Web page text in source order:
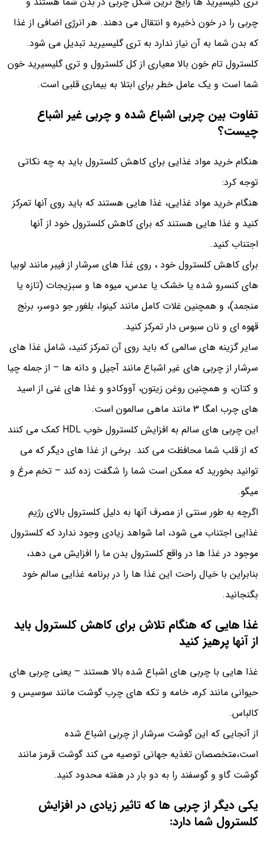
چربی را در خون ذخیره و انتقال می دهند. هر انرژی اضافی از غذا
که بدن شما به آن نیاز ندارد به تری گلیسیرید تبدیل می شود.
کلسترول تام خون بالا معیاری از کل کلسترول و تری گلیسیرید خون
شما است و یک عامل خطر برای ابتلا به بیماری قلبی است.
تفاوت بین چربی اشباع شده و چربی غیر اشباع
چیست؟
هنگام خرید مواد غذایی برای کاهش کلسترول باید به چه نکاتی
توجه کرد:
هنگام خرید مواد غذایی، غذا هایی هستند که باید روی آنها تمرکز
کنید و غذا هایی هستند که برای کاهش کلسترول خود از آنها
اجتناب کنید.
برای کاهش کلسترول خود ، روی غذا های سرشار از فیبر مانند لوبیا
های کنسرو شده یا خشک یا عدس، میوه ها و سبزیجات (تازه یا
منجمد)، و همچنین غلات کامل مانند کینوا، بلغور جو دوسر، برنج
قهوه ای و نان سبوس دار تمرکز کنید.
سایر گزینه‌ های سالمی که باید روی آن تمرکز کنید، شامل غذا های
سرشار از چربی‌ های غیر اشباع مانند آجیل و دانه‌ ها – از جمله چیا
و کتان، و همچنین روغن زیتون، آووکادو و غذا های غنی از اسید
های چرب امگا 3 مانند ماهی سالمون است.
این چربی های سالم به افزایش کلسترول خوب HDL کمک می کنند
که از قلب شما محافظت می کند. برخی از غذا های دیگر که می
توانید بخورید که ممکن است شما را شگفت زده کند – تخم مرغ و
میگو.
اگرچه به طور سنتی از مصرف آنها به دلیل کلسترول بالای رژیم
غذایی اجتناب می شود، اما شواهد زیادی وجود ندارد که کلسترول
موجود در غذا ها در واقع کلسترول بدن ما را افزایش می دهد،
بنابراین با خیال راحت این غذا ها را در برنامه غذایی سالم خود
بگنجانید.
غذا هایی که هنگام تلاش برای کاهش کلسترول باید
از آنها پرهیز کنید
غذا هایی با چربی های اشباع شده بالا هستند – یعنی چربی های
حیوانی مانند کره، خامه و تکه های چرب گوشت مانند سوسیس و
کالباس.
از آنجایی که این گوشت سرشار از چربی اشباع شده
است،متخصصان تغذیه جهانی توصیه می کند گوشت قرمز مانند
گوشت گاو و گوسفند را به دو بار در هفته محدود کنید.
یکی دیگر از چربی ها که تاثیر زیادی در افزایش
کلسترول شما دارد: